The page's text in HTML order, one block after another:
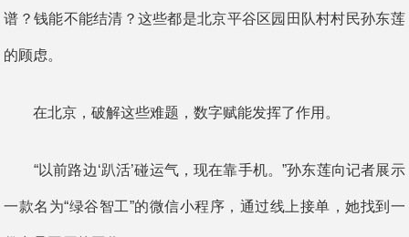
谱？钱能不能结清？这些都是北京平谷区园田队村村民孙东莲
的顾虑。
在北京，破解这些难题，数字赋能发挥了作用。
“以前路边‘趴活’碰运气，现在靠手机。”孙东莲向记者展示
一款名为“绿谷智工”的微信小程序，通过线上接单，她找到一